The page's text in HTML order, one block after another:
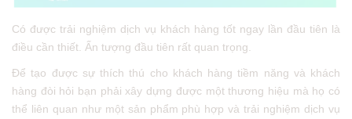
Có được trải nghiệm dịch vụ khách hàng tốt ngay lần đầu tiên là
điều cần thiết. Ấn tượng đầu tiên rất quan trọng.
Để tạo được sự thích thú cho khách hàng tiềm năng và khách
hàng đòi hỏi bạn phải xây dựng được một thương hiệu mà họ có
thể liên quan như một sản phẩm phù hợp và trải nghiệm dịch vụ